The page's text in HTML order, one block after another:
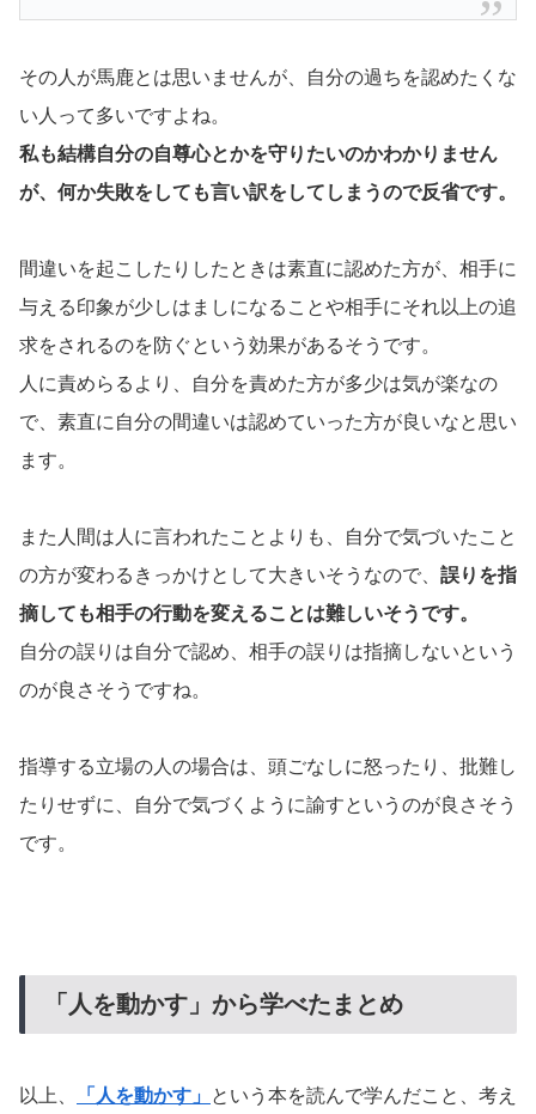
その人が馬鹿とは思いませんが、自分の過ちを認めたくな
い人って多いですよね。
私も結構自分の自尊心とかを守りたいのかわかりません
が、何か失敗をしても言い訳をしてしまうので反省です。
間違いを起こしたりしたときは素直に認めた方が、相手に
与える印象が少しはましになることや相手にそれ以上の追
求をされるのを防ぐという効果があるそうです。
人に責めらるより、自分を責めた方が多少は気が楽なの
で、素直に自分の間違いは認めていった方が良いなと思い
ます。
また人間は人に言われたことよりも、自分で気づいたこと
の方が変わるきっかけとして大きいそうなので、 誤りを指
摘しても相手の行動を変えることは難しいそうです。
自分の誤りは自分で認め、相手の誤りは指摘しないという
のが良さそうですね。
指導する立場の人の場合は、頭ごなしに怒ったり、批難し
たりせずに、自分で気づくように諭すというのが良さそう
です。
「人を動かす」から学べたまとめ
以上、 「人を動かす」 という本を読んで学んだこと、考え